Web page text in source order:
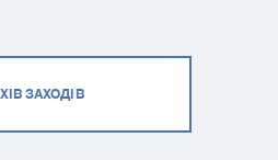
ЗАХОДІВ